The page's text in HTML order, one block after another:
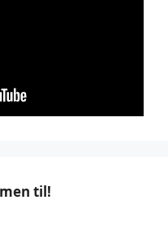
til!